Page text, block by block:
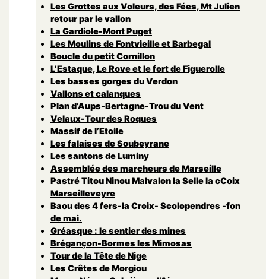
Les Grottes aux Voleurs, des Fées, Mt Julien
retour par le vallon
La Gardiole-Mont Puget
Les Moulins de Fontvieille et Barbegal
Boucle du petit Cornillon
L’Estaque, Le Rove et le fort de Figuerolle
Les basses gorges du Verdon
Vallons et calanques
Plan d’Aups-Bertagne-Trou du Vent
Velaux-Tour des Roques
Massif de l’Etoile
Les falaises de Soubeyrane
Les santons de Luminy
Assemblée des marcheurs de Marseille
Pastré Titou Ninou Malvalon la Selle la cCoix
Marseilleveyre
Baou des 4 fers-la Croix- Scolopendres -fon
de mai.
Gréasque : le sentier des mines
Brégançon-Bormes les Mimosas
Tour de la Tête de Nige
Les Crêtes de Morgiou